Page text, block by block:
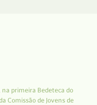
primeira Bedeteca do
Comissão de Jovens de